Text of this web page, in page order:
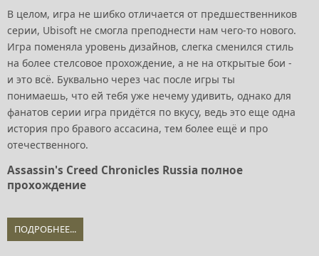
В целом, игра не шибко отличается от предшественников
серии, Ubisoft не смогла преподнести нам чего-то нового.
Игра поменяла уровень дизайнов, слегка сменился стиль
на более стелсовое прохождение, а не на открытые бои -
и это всё. Буквально через час после игры ты
понимаешь, что ей тебя уже нечему удивить, однако для
фанатов серии игра придётся по вкусу, ведь это еще одна
история про бравого ассасина, тем более ещё и про
отечественного.
Assassin's Creed Chronicles Russia полное
прохождение
ПОДРОБНЕЕ...